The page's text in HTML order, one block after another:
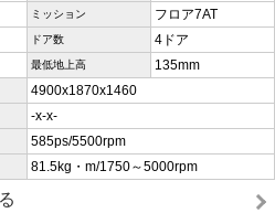
ミッション フロア7AT
ドア数 4ドア
最低地上高 135mm
4900x1870x1460
-x-x-
585ps/5500rpm
81.5kg・m/1750～5000rpm